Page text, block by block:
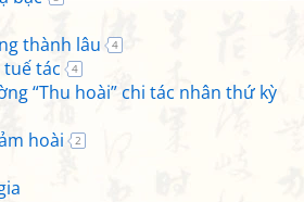
thành lâu 4
tác 4
“Thu hoài” chi tác nhân thứ kỳ
hoài 2